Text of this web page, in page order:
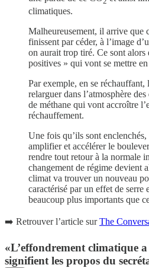
climatiques.
Malheureusement, il arrive que
finissent par céder, à l’image
on aurait trop tiré. Ce sont alors
positives » qui vont se mettre
Par exemple, en se réchauffant,
relarguer dans l’atmosphère
de méthane qui vont accroître
réchauffement.
Une fois qu’ils sont
amplifier et accélérer le
rendre tout retour à la normale
changement de régime devient
climat va trouver un nouveau
caractérisé par un effet de serre
beaucoup plus importants que
➡️ Retrouver l’article surThe
«L’effondrement climatique
signifient les propos du